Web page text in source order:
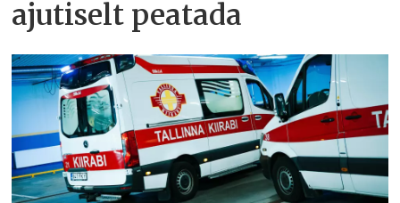
ajutiselt peatada